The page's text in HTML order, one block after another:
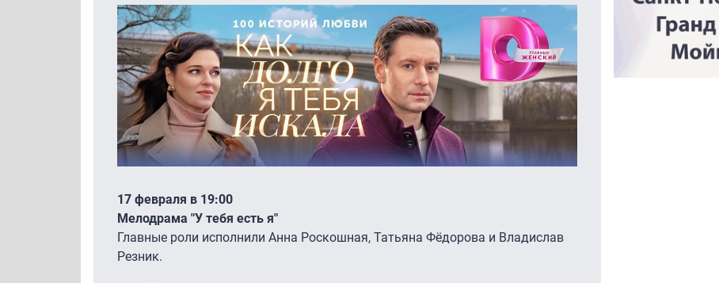
17 февраля в 19:00
Мелодрама "У тебя есть я"
Главные роли исполнили Анна Роскошная, Татьяна Фёдорова и Владислав
Резник.